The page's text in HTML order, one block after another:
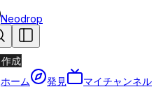
Neodrop
作成
ホーム
発見 マイチャンネル